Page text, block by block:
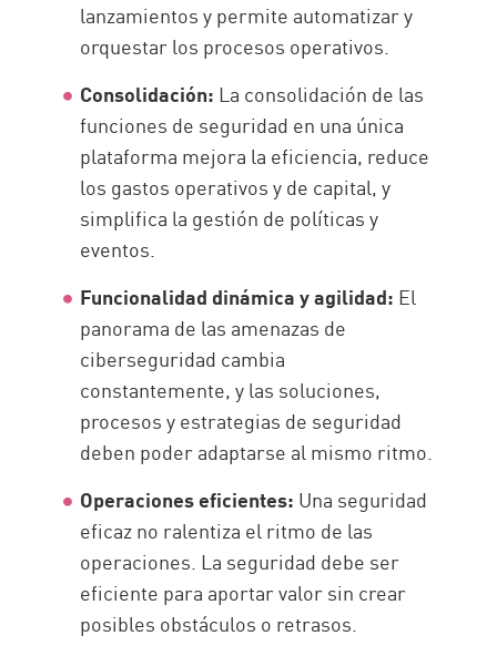
lanzamientos y permite automatizar y
orquestar los procesos operativos.
Consolidación: La consolidación de las
funciones de seguridad en una única
plataforma mejora la eficiencia, reduce
los gastos operativos y de capital, y
simplifica la gestión de políticas y
eventos.
Funcionalidad dinámica y agilidad: El
panorama de las amenazas de
ciberseguridad cambia
constantemente, y las soluciones,
procesos y estrategias de seguridad
deben poder adaptarse al mismo ritmo.
Operaciones eficientes: Una seguridad
eficaz no ralentiza el ritmo de las
operaciones. La seguridad debe ser
eficiente para aportar valor sin crear
posibles obstáculos o retrasos.